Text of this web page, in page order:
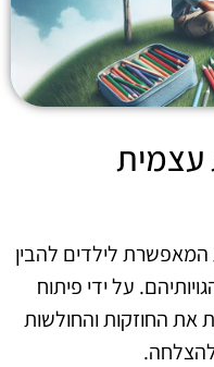
עצמית
המאפשרת לילדים להבין
על ידי פיתוח
את החוזקות והחולשות